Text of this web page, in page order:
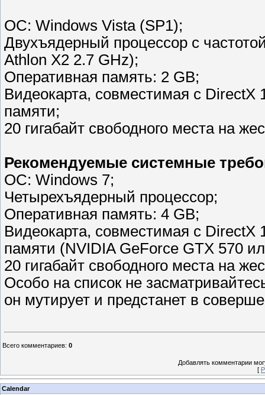
ОС: Windows Vista (SP1);
Двухъядерный процессор с
Athlon X2 2.7 GHz);
Оперативная память: 2 GB;
Видеокарта, совместимая с
памяти;
20 гигабайт свободного места на
Рекомендуемые системные
ОС: Windows 7;
Четырехъядерный процессор;
Оперативная память: 4 GB;
Видеокарта, совместимая с
памяти (NVIDIA GeForce GTX 570
20 гигабайт свободного места на
Особо на список не
он мутирует и предстанет в
Всего комментариев: 0
Добавлять комментарии
[
Calendar